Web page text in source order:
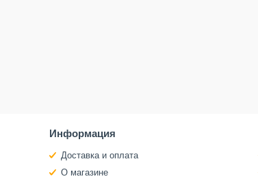
Информация
Доставка и оплата
О магазине